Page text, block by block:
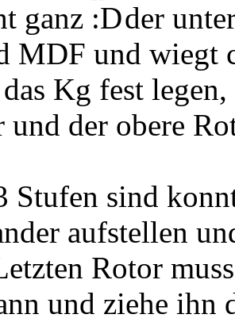
ganz
der
MDF und wiegt
Kg fest
der obere
Stufen sind
aufstellen
Rotor
und ziehe ihn